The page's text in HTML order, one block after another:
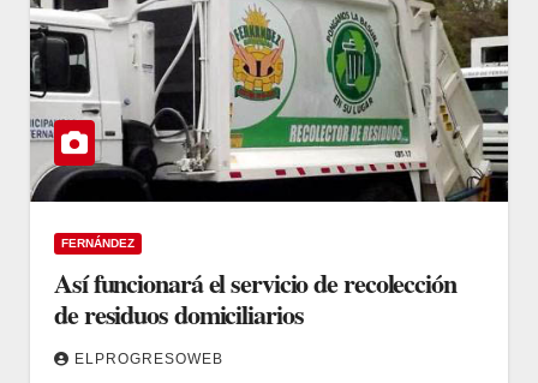
FERNÁNDEZ
Así funcionará el servicio de recolección
de residuos domiciliarios
ELPROGRESOWEB